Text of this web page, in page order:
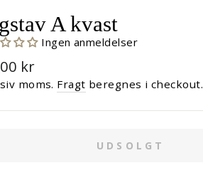
A kvast
Ingen anmeldelser
kr
moms. Fragt beregnes i checkout.
UDSOLGT